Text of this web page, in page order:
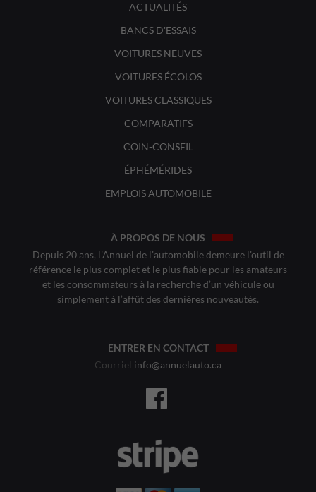
ACTUALITÉS
BANCS D'ESSAIS
VOITURES NEUVES
VOITURES ÉCOLOS
VOITURES CLASSIQUES
COMPARATIFS
COIN-CONSEIL
ÉPHÉMÉRIDES
EMPLOIS AUTOMOBILE
À PROPOS DE NOUS
Depuis 20 ans, l’Annuel de l’automobile demeure l’outil de
référence le plus complet et le plus fiable pour les amateurs
et les consommateurs à la recherche d’un véhicule ou
simplement à l’affût des dernières nouveautés.
ENTRER EN CONTACT
Courriel info@annuelauto.ca